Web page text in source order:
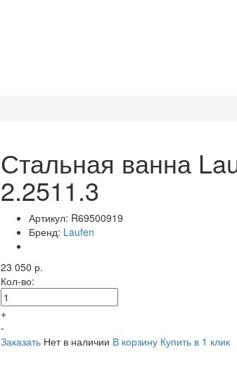
Стальная ванна
2.2511.3
Артикул: R69500919
Бренд: Laufen
23 050 р.
Кол-во:
+
-
Заказать Нет в наличии В корзину Купить в 1 клик